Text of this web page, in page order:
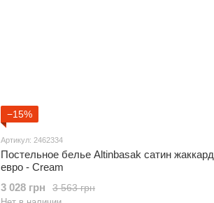
−15%
Артикул: 2462334
Постельное белье Altinbasak сатин жаккард
евро - Cream
3 563 грн
3 028 грн